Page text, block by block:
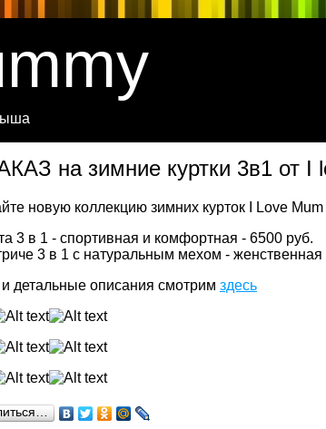
на зимние куртки 3в1 от I
3 в 1 - спортивная и комфортная - 6500 руб.
3 в 1 с натуральным мехом - женственная
детальные описания смотрим здесь